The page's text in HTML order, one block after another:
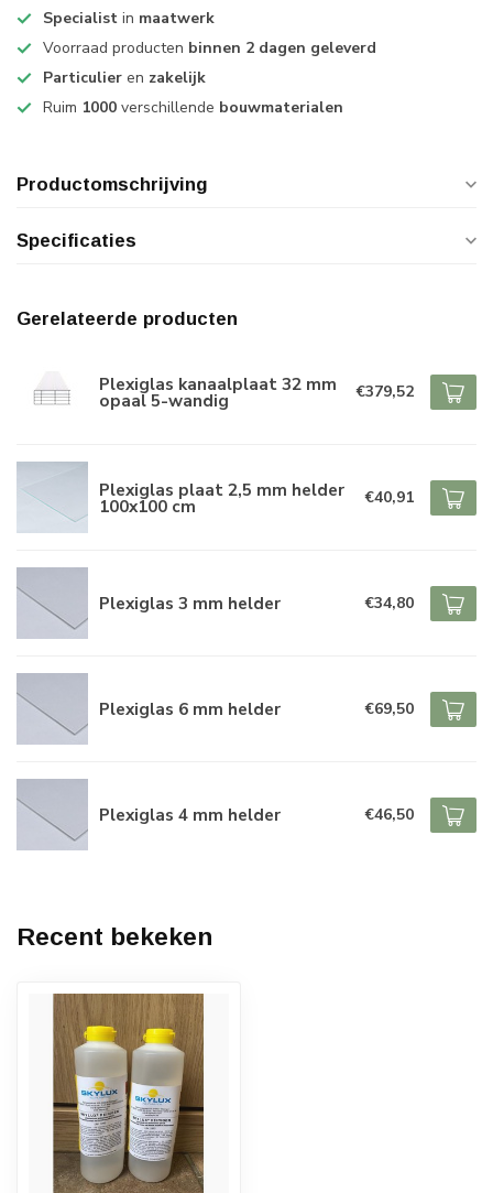
Specialist in maatwerk
Voorraad producten binnen 2 dagen geleverd
Particulier en zakelijk
Ruim 1000 verschillende bouwmaterialen
Productomschrijving
Specificaties
Gerelateerde producten
Plexiglas kanaalplaat 32 mm
opaal 5-wandig €379,52
Plexiglas plaat 2,5 mm helder
100x100 cm €40,91
Plexiglas 3 mm helder €34,80
Plexiglas 6 mm helder €69,50
Plexiglas 4 mm helder €46,50
Recent bekeken